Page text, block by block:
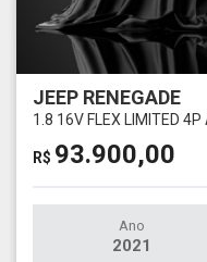
JEEP RENEGADE
1.8 16V FLEX LIMITED
R$ 93.900,00
Ano
2021